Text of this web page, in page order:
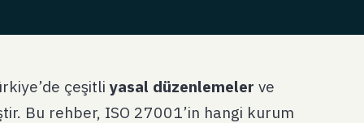
çeşitliyasal düzenlemeler ve
Bu rehber, ISO 27001’in hangi kurum